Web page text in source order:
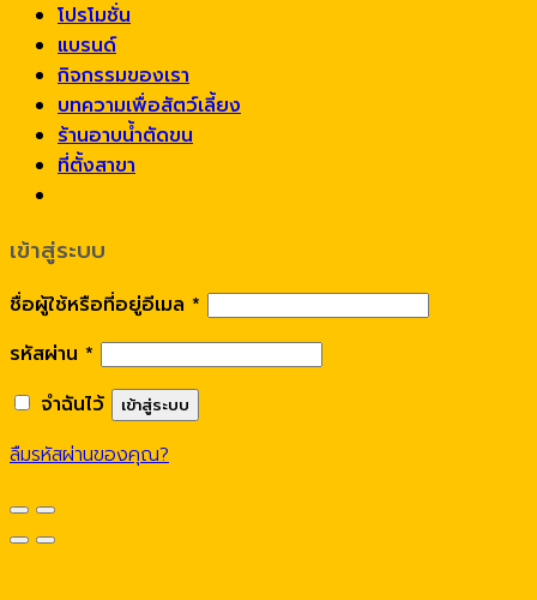
โปรโมชั่น
แบรนด์
กิจกรรมของเรา
บทความเพื่อสัตว์เลี้ยง
ร้านอาบน้ำตัดขน
ที่ตั้งสาขา
เข้าสู่ระบบ
ชื่อผู้ใช้หรือที่อยู่อีเมล *
รหัสผ่าน *
จำฉันไว้
เข้าสู่ระบบ
ลืมรหัสผ่านของคุณ?